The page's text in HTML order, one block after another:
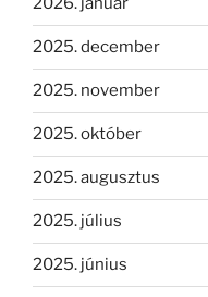
2025. december
2025. november
2025. október
2025. augusztus
2025. július
2025. június